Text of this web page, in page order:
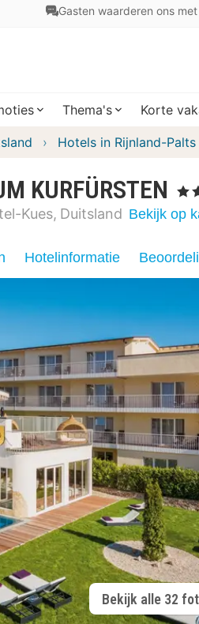
Gasten waarderen ons
Thema's Korte
Hotels in Rijnland-Palts
KURFÜRSTEN , 4
Kues Duitsland Bekijk op
Hotelinformatie
Bekijk alle 32